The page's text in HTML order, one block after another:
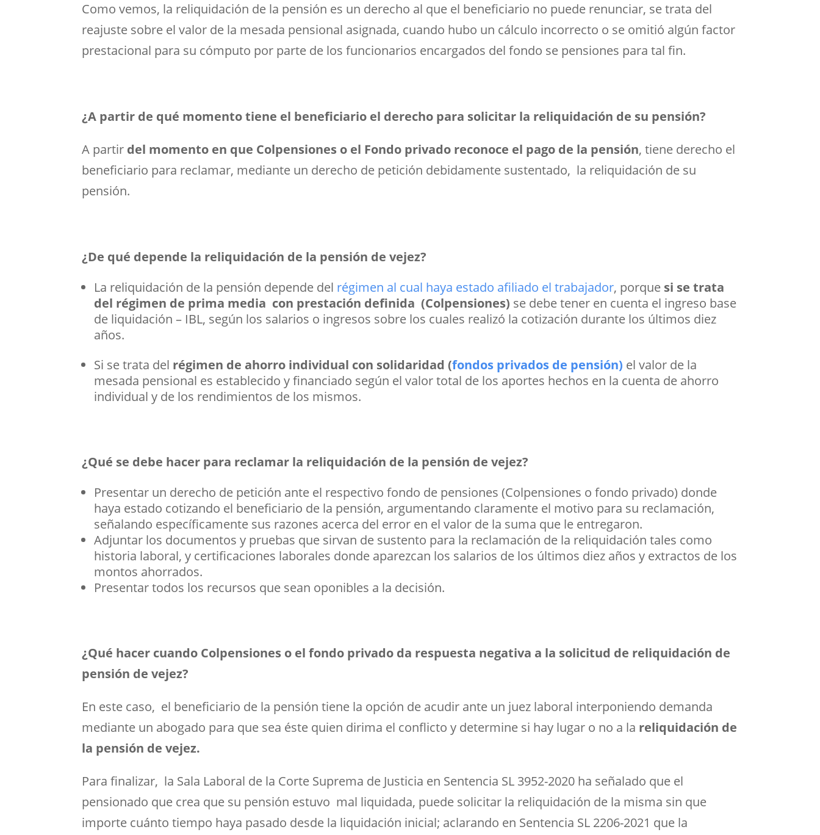
Como vemos, la reliquidación de la pensión es un derecho al que el beneficiario no puede renunciar, se trata del
reajuste sobre el valor de la mesada pensional asignada, cuando hubo un cálculo incorrecto o se omitió algún factor
prestacional para su cómputo por parte de los funcionarios encargados del fondo se pensiones para tal fin.
¿A partir de qué momento tiene el beneficiario el derecho para solicitar la reliquidación de su pensión?
A partir del momento en que Colpensiones o el Fondo privado reconoce el pago de la pensión, tiene derecho el
beneficiario para reclamar, mediante un derecho de petición debidamente sustentado, la reliquidación de su
pensión.
¿De qué depende la reliquidación de la pensión de vejez?
La reliquidación de la pensión depende del régimen al cual haya estado afiliado el trabajador, porque si se trata
del régimen de prima media con prestación definida (Colpensiones) se debe tener en cuenta el ingreso base
de liquidación – IBL, según los salarios o ingresos sobre los cuales realizó la cotización durante los últimos diez
años.
Si se trata del régimen de ahorro individual con solidaridad (fondos privados de pensión) el valor de la
mesada pensional es establecido y financiado según el valor total de los aportes hechos en la cuenta de ahorro
individual y de los rendimientos de los mismos.
¿Qué se debe hacer para reclamar la reliquidación de la pensión de vejez?
Presentar un derecho de petición ante el respectivo fondo de pensiones (Colpensiones o fondo privado) donde
haya estado cotizando el beneficiario de la pensión, argumentando claramente el motivo para su reclamación,
señalando específicamente sus razones acerca del error en el valor de la suma que le entregaron.
Adjuntar los documentos y pruebas que sirvan de sustento para la reclamación de la reliquidación tales como
historia laboral, y certificaciones laborales donde aparezcan los salarios de los últimos diez años y extractos de los
montos ahorrados.
Presentar todos los recursos que sean oponibles a la decisión.
¿Qué hacer cuando Colpensiones o el fondo privado da respuesta negativa a la solicitud de reliquidación de
pensión de vejez?
En este caso, el beneficiario de la pensión tiene la opción de acudir ante un juez laboral interponiendo demanda
mediante un abogado para que sea éste quien dirima el conflicto y determine si hay lugar o no a la reliquidación de
la pensión de vejez.
Para finalizar, la Sala Laboral de la Corte Suprema de Justicia en Sentencia SL 3952-2020 ha señalado que el
pensionado que crea que su pensión estuvo mal liquidada, puede solicitar la reliquidación de la misma sin que
importe cuánto tiempo haya pasado desde la liquidación inicial; aclarando en Sentencia SL 2206-2021 que la